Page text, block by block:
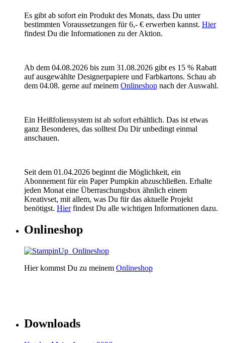
Es gibt ab sofort ein Produkt des Monats, dass Du unter
bestimmten Voraussetzungen für 6,- € erwerben kannst. Hier
findest Du die Informationen zu der Aktion.
Ab dem 04.08.2026 bis zum 31.08.2026 gibt es 15 % Rabatt
auf ausgewählte Designerpapiere und Farbkartons. Schau ab
dem 04.08. gerne auf meinem Onlineshop nach der Auswahl.
Ein Heißfoliensystem ist ab sofort erhältlich. Das ist etwas
ganz Besonderes, das solltest Du Dir unbedingt einmal
anschauen.
Seit dem 01.04.2026 beginnt die Möglichkeit, ein
Abonnement für ein Paper Pumpkin abzuschließen. Erhalte
jeden Monat eine Überraschungsbox ähnlich einem
Kreativset, mit allem, was Du für das aktuelle Projekt
benötigst. Hierfindest Du alle wichtigen Informationen dazu.
Onlineshop
Hier kommst Du zu meinem Onlineshop
Downloads